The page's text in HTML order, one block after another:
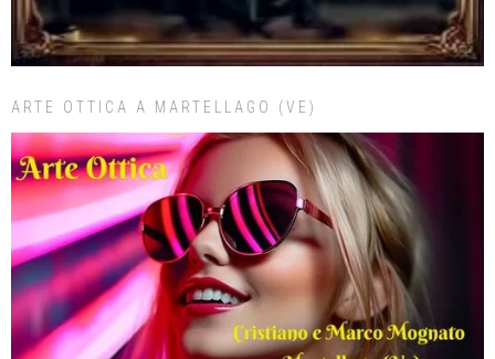
ARTE OTTICA A MARTELLAGO (VE)